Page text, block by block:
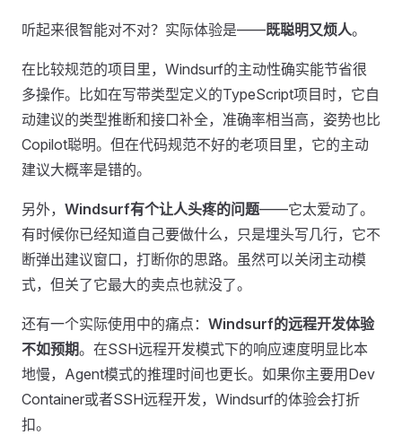
听起来很智能对不对？实际体验是——既聪明又烦人。
在比较规范的项目里，Windsurf的主动性确实能节省很
多操作。比如在写带类型定义的TypeScript项目时，它自
动建议的类型推断和接口补全，准确率相当高，姿势也比
Copilot聪明。但在代码规范不好的老项目里，它的主动
建议大概率是错的。
另外， Windsurf有个让人头疼的问题——它太爱动了。
有时候你已经知道自己要做什么，只是埋头写几行，它不
断弹出建议窗口，打断你的思路。虽然可以关闭主动模
式，但关了它最大的卖点也就没了。
还有一个实际使用中的痛点： Windsurf的远程开发体验
不如预期。在SSH远程开发模式下的响应速度明显比本
地慢，Agent模式的推理时间也更长。如果你主要用Dev
Container或者SSH远程开发，Windsurf的体验会打折
扣。